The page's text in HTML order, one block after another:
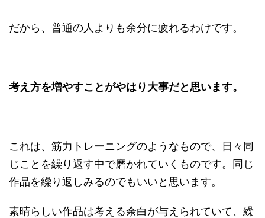
だから、普通の人よりも余分に疲れるわけです。
考え方を増やすことがやはり大事だと思います。
これは、筋力トレーニングのようなもので、日々同
じことを繰り返す中で磨かれていくものです。同じ
作品を繰り返しみるのでもいいと思います。
素晴らしい作品は考える余白が与えられていて、繰